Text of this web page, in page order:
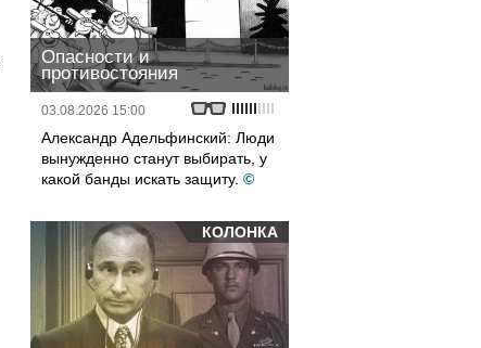
Опасности и
противостояния
03.08.2026 15:00
Александр Адельфинский: Люди
вынужденно станут выбирать, у
какой банды искать защиту. ©
КОЛОНКА